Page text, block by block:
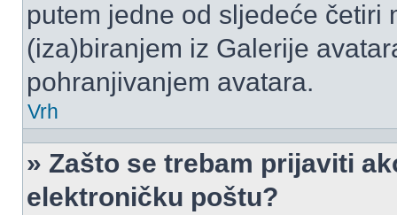
putem jedne od sljedeće četiri
(iza)biranjem iz Galerije
pohranjivanjem avatara.
Vrh
» Zašto se trebam prijaviti
elektroničku poštu?